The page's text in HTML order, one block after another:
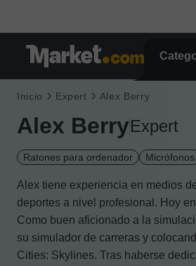
Inicio Expert Alex Berry
Alex BerryExpert
Ratones para ordenador Micrófonos
Alex tiene experiencia en medios
deportes a nivel profesional. Hoy
Como buen aficionado a la
su simulador de carreras y
Cities: Skylines. Tras haberse